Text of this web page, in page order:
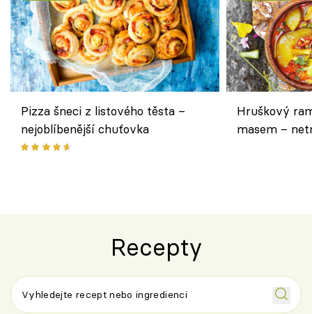
Pizza šneci z listového těsta –
nejoblíbenější chuťovka
Hruškový
masem –
Recepty